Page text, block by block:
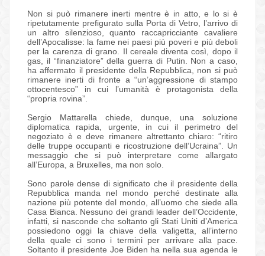
Non si può rimanere inerti mentre è in atto, e lo si è
ripetutamente prefigurato sulla Porta di Vetro, l’arrivo di
un altro silenzioso, quanto raccapricciante cavaliere
dell’Apocalisse: la fame nei paesi più poveri e più deboli
per la carenza di grano. Il cereale diventa così, dopo il
gas, il “finanziatore” della guerra di Putin. Non a caso,
ha affermato il presidente della Repubblica, non si può
rimanere inerti di fronte a “un’aggressione di stampo
ottocentesco” in cui l’umanità è protagonista della
“propria rovina”.
Sergio Mattarella chiede, dunque, una soluzione
diplomatica rapida, urgente, in cui il perimetro del
negoziato è e deve rimanere altrettanto chiaro: “ritiro
delle truppe occupanti e ricostruzione dell’Ucraina”. Un
messaggio che si può interpretare come allargato
all’Europa, a Bruxelles, ma non solo.
Sono parole dense di significato che il presidente della
Repubblica manda nel mondo perché destinate alla
nazione più potente del mondo, all’uomo che siede alla
Casa Bianca. Nessuno dei grandi leader dell’Occidente,
infatti, si nasconde che soltanto gli Stati Uniti d’America
possiedono oggi la chiave della valigetta, all’interno
della quale ci sono i termini per arrivare alla pace.
Soltanto il presidente Joe Biden ha nella sua agenda le